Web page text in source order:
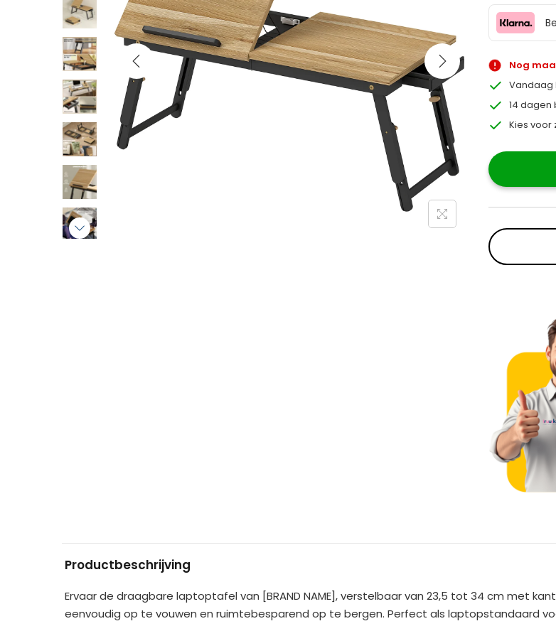
Nog
Vandaag
14 dagen
Kies
r
n
Productbeschrijving
Ervaar de draagbare laptoptafel van [BRAND NAME], verstelbaar van 23,5 tot 34 cm met
eenvoudig op te vouwen en ruimtebesparend op te bergen. Perfect als laptopstandaard